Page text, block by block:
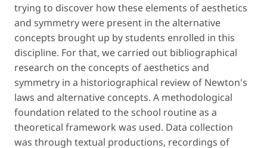
trying to discover how these elements of aesthetics
and symmetry were present in the alternative
concepts brought up by students enrolled in this
discipline. For that, we carried out bibliographical
research on the concepts of aesthetics and
symmetry in a historiographical review of Newton's
laws and alternative concepts. A methodological
foundation related to the school routine as a
theoretical framework was used. Data collection
was through textual productions, recordings of